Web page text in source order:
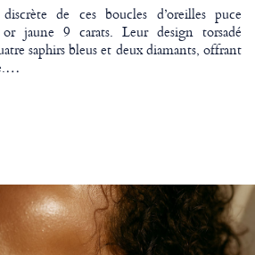
de ces boucles d’oreilles puce
jaune 9 carats. Leur design torsadé
saphirs bleus et deux diamants, offrant
…